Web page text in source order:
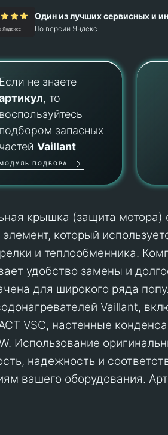
Один из лучших сервисных и
По версии Яндекс
Если не знаете
, то
воспользуйтесь
подбором запасных
частейVaillant
ПОДБОРА
крышка (защита мотора)
который
и теплообменника.
удобство замены и
для широкого ряда
Vaillant,
VSC, настенные
Использование
надежность и
вашего оборудования.